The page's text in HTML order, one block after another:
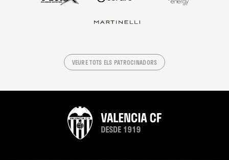
VEURE TOTS ELS PATROCINADORS